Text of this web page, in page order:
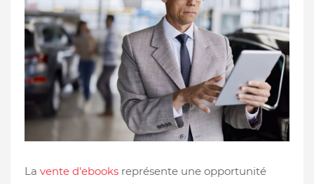
La vente d'ebooks représente une opportunité